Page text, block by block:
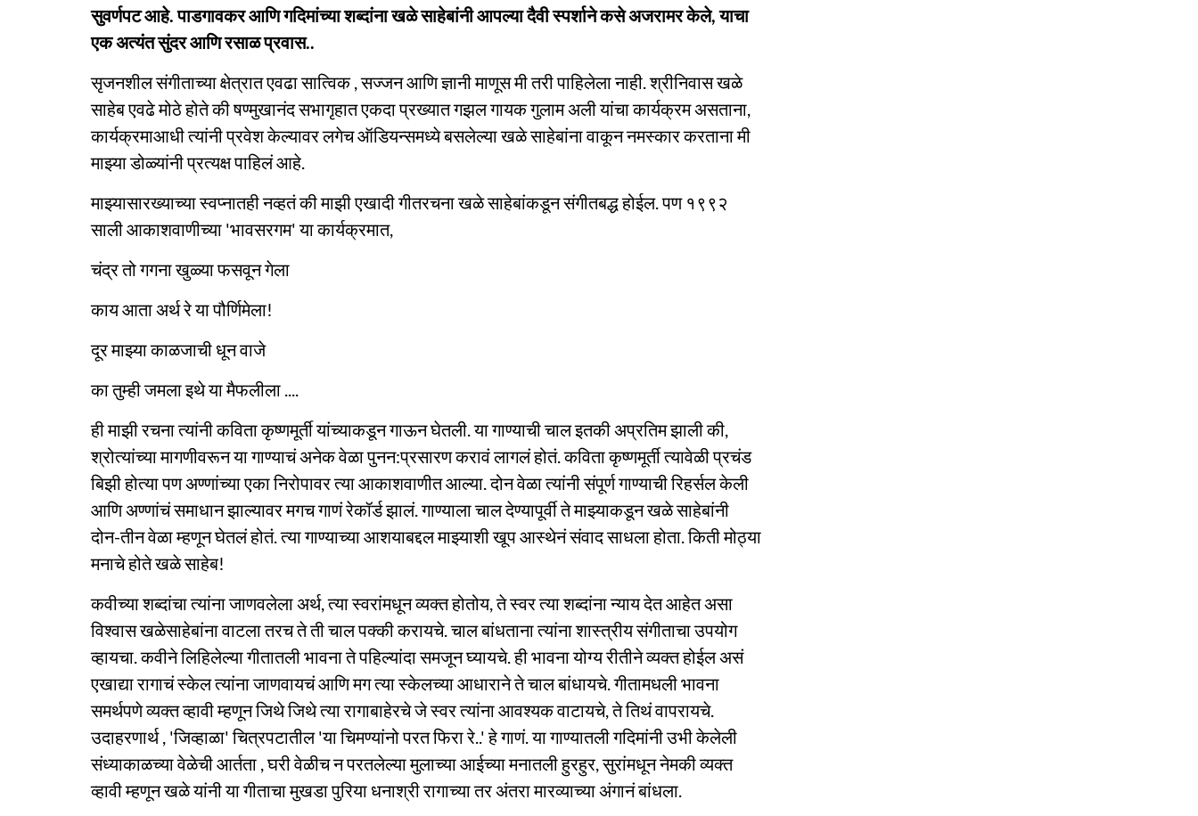
सुवर्णपट आहे. पाडगावकर आणि गदिमांच्या शब्दांना खळे साहेबांनी आपल्या दैवी स्पर्शाने कसे अजरामर केले, याचा
एक अत्यंत सुंदर आणि रसाळ प्रवास..
सृजनशील संगीताच्या क्षेत्रात एवढा सात्विक , सज्जन आणि ज्ञानी माणूस मी तरी पाहिलेला नाही. श्रीनिवास खळे
साहेब एवढे मोठे होते की षण्मुखानंद सभागृहात एकदा प्रख्यात गझल गायक गुलाम अली यांचा कार्यक्रम असताना,
कार्यक्रमाआधी त्यांनी प्रवेश केल्यावर लगेच ऑडियन्समध्ये बसलेल्या खळे साहेबांना वाकून नमस्कार करताना मी
माझ्या डोळ्यांनी प्रत्यक्ष पाहिलं आहे.
माझ्यासारख्याच्या स्वप्नातही नव्हतं की माझी एखादी गीतरचना खळे साहेबांकडून संगीतबद्ध होईल‌. पण १९९२
साली आकाशवाणीच्या 'भावसरगम' या कार्यक्रमात,
चंद्र तो गगना खुळ्या फसवून गेला
काय आता अर्थ रे या पौर्णिमेला!
दूर माझ्या काळजाची धून वाजे
का तुम्ही जमला इथे या मैफलीला ....
ही माझी रचना त्यांनी कविता कृष्णमूर्ती यांच्याकडून गाऊन घेतली. या गाण्याची चाल इतकी अप्रतिम झाली की,
श्रोत्यांच्या मागणीवरून या गाण्याचं अनेक वेळा पुनन:प्रसारण करावं लागलं होतं. कविता कृष्णमूर्ती त्यावेळी प्रचंड
बिझी होत्या पण अण्णांच्या एका निरोपावर त्या आकाशवाणीत आल्या. दोन वेळा त्यांनी संपूर्ण गाण्याची रिहर्सल केली
आणि अण्णांचं समाधान झाल्यावर मगच गाणं रेकॉर्ड झालं. गाण्याला चाल देण्यापूर्वी ते माझ्याकडून खळे साहेबांनी
दोन-तीन वेळा म्हणून घेतलं होतं. त्या गाण्याच्या आशयाबद्दल माझ्याशी खूप आस्थेनं संवाद साधला होता. किती मोठ्या
मनाचे होते खळे साहेब!
कवीच्या शब्दांचा त्यांना जाणवलेला अर्थ, त्या स्वरांमधून व्यक्त होतोय, ते स्वर त्या शब्दांना न्याय देत आहेत असा
विश्वास खळेसाहेबांना वाटला तरच ते ती चाल पक्की करायचे. चाल बांधताना त्यांना शास्त्रीय संगीताचा उपयोग
व्हायचा. कवीने लिहिलेल्या गीतातली भावना ते पहिल्यांदा समजून घ्यायचे. ही भावना योग्य रीतीने व्यक्त होईल असं
एखाद्या रागाचं स्केल त्यांना जाणवायचं आणि मग त्या स्केलच्या आधाराने ते चाल बांधायचे. गीतामधली भावना
समर्थपणे व्यक्त व्हावी म्हणून जिथे जिथे त्या रागाबाहेरचे जे स्वर त्यांना आवश्यक वाटायचे, ते तिथं वापरायचे.
उदाहरणार्थ , 'जिव्हाळा' चित्रपटातील 'या चिमण्यांनो परत फिरा रे..' हे गाणं. या गाण्यातली गदिमांनी उभी केलेली
संध्याकाळच्या वेळेची आर्तता , घरी वेळीच न परतलेल्या मुलाच्या आईच्या मनातली हुरहुर, सुरांमधून नेमकी व्यक्त
व्हावी म्हणून खळे यांनी या गीताचा मुखडा पुरिया धनाश्री रागाच्या तर अंतरा मारव्याच्या अंगानं बांधला.